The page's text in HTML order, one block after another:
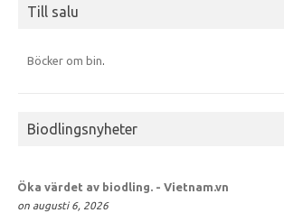
Till salu
Böcker om bin.
Biodlingsnyheter
Öka värdet av biodling. - Vietnam.vn
on augusti 6, 2026